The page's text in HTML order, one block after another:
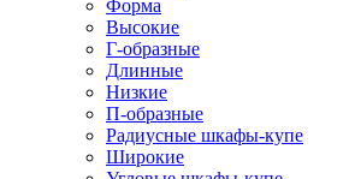
Форма
Высокие
Г-образные
Длинные
Низкие
П-образные
Радиусные шкафы-купе
Широкие